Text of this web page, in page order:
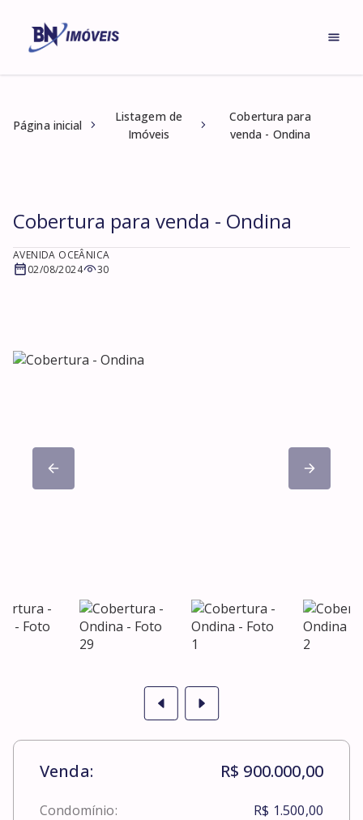
Página inicial
Listagem de
Imóveis
Cobertura para
venda - Ondina
Cobertura para venda - Ondina
AVENIDA OCEÂNICA
02/08/2024
30
Venda: R$ 900.000,00
Condomínio: R$ 1.500,00